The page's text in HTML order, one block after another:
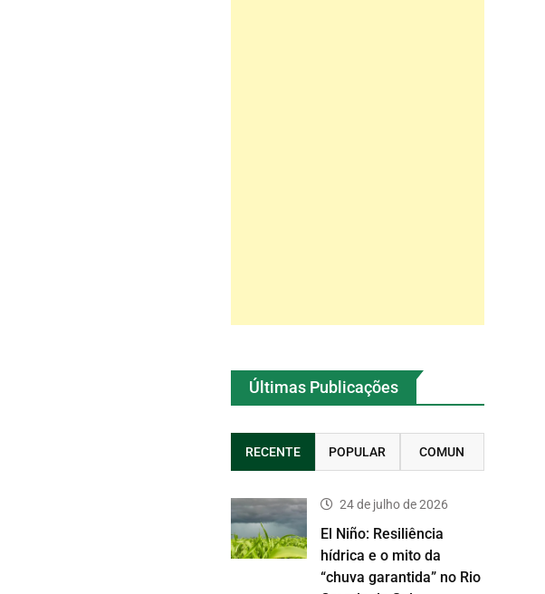
Últimas Publicações
RECENTE POPULAR COMUN
24 de julho de 2026
El Niño: Resiliência
hídrica e o mito da
“chuva garantida” no Rio